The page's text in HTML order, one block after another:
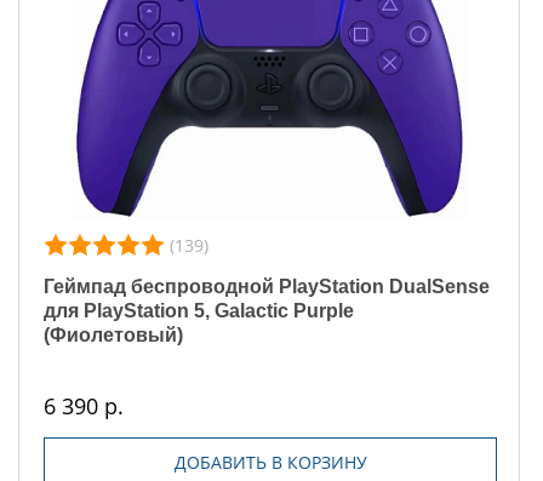
(139)
Геймпад беспроводной PlayStation DualSense
для PlayStation 5, Galactic Purple
(Фиолетовый)
6 390 р.
ДОБАВИТЬ В КОРЗИНУ